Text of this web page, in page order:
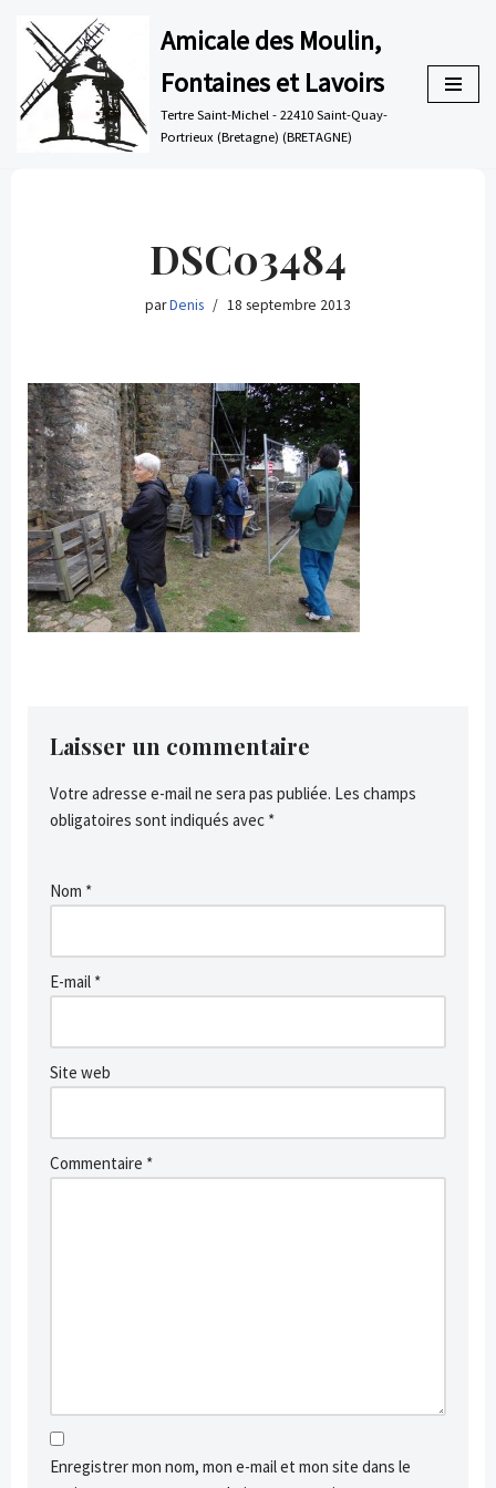
Aller
au
contenu
Amicale des Moulin,
Fontaines et Lavoirs
Tertre Saint-Michel - 22410 Saint-Quay-
Portrieux (Bretagne) (BRETAGNE)
DSC03484
parDenis 18 septembre 2013
Laisser un commentaire
Votre adresse e-mail ne sera pas publiée. Les champs
obligatoires sont indiqués avec *
Nom *
E-mail *
Site web
Commentaire *
Enregistrer mon nom, mon e-mail et mon site dans le